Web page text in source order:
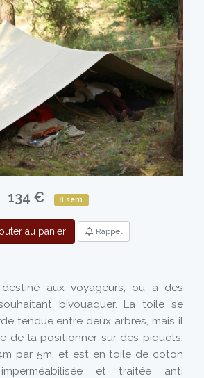
134 € 8 sem.
au panier Rappel
aux voyageurs, ou à des
bivouaquer. La toile se
tendue entre deux arbres, mais il
de la positionner sur des piquets.
par 5m, et est en toile de coton
et traitée anti